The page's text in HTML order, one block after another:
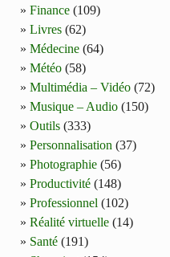
Finance (109)
Livres (62)
Médecine (64)
Météo (58)
Multimédia – Vidéo (72)
Musique – Audio (150)
Outils (333)
Personnalisation (37)
Photographie (56)
Productivité (148)
Professionnel (102)
Réalité virtuelle (14)
Santé (191)